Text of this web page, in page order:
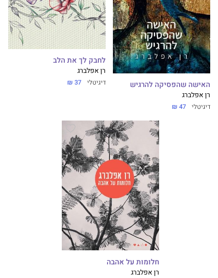
האישה שהפסיקה להרגיש
רן אפלברג
דיגיטלי 47 ₪
לחבק לך את הלב
רן אפלברג
דיגיטלי 37 ₪
חלומות על אהבה
רן אפלברג